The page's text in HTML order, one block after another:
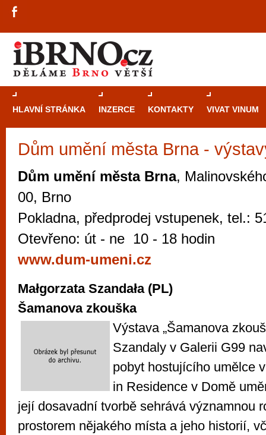
HLAVNÍ STRÁNKA INZERCE KONTAKTY VIVAT VINUM
Dům umění města Brna -
Dům umění města Brna,
00, Brno
Pokladna, předprodej vstupenek, tel.:
Otevřeno: út - ne 10 - 18 hodin
www.dum-umeni.cz
Małgorzata Szandała (PL)
Šamanova zkouška
Výstava „Šamanova
Szandaly v Galerii G99
pobyt hostujícího umělce
in Residence v Domě
její dosavadní tvorbě sehrává významnou
prostorem nějakého místa a jeho historií,
Průvodce
Brně: Od
automaty
Brno je
zajímavé
restaurace,
Mimo jiné je ale také místem, kde si
metropoli naleznete širokou nabídku her
po moderní automaty jak pro pravidelné
příležitostné hráče. V...